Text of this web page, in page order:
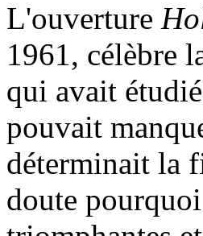
L'ouverture
1961, célèbre
qui avait
pouvait
déterminait la
doute